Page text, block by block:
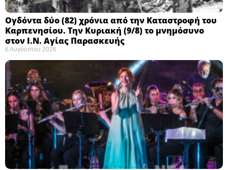
Ογδόντα δύο (82) χρόνια από την Καταστροφή του
Καρπενησίου. Την Κυριακή (9/8) το μνημόσυνο
στον Ι.Ν. Αγίας Παρασκευής
6 Αυγούστου 2026